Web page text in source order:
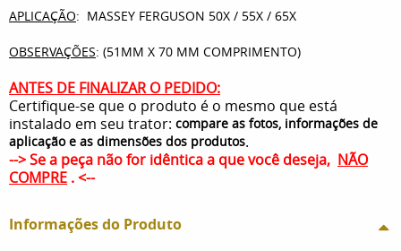
APLICAÇÃO: MASSEY FERGUSON 50X / 55X / 65X
OBSERVAÇÕES: (51MM X 70 MM COMPRIMENTO)
ANTES DE FINALIZAR O PEDIDO:
Certifique-se que o produto é o mesmo que está
instalado em seu trator: compare as fotos, informações de
aplicação e as dimensões dos produtos.
--> Se a peça não for idêntica a que você deseja, NÃO
COMPRE . <--
Informações do Produto